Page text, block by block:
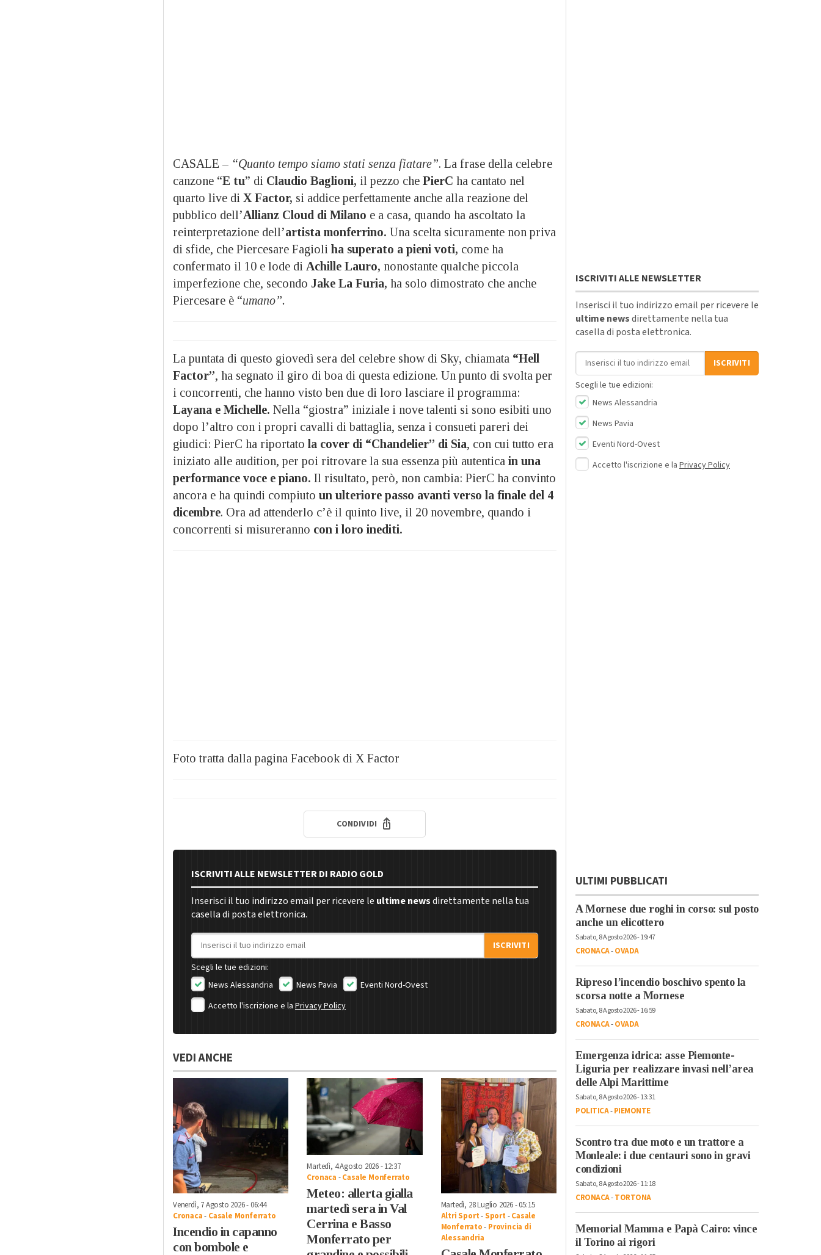
CASALE – “Quanto tempo siamo stati senza fiatare”. La frase della celebre
canzone “E tu” di Claudio Baglioni, il pezzo che PierC ha cantato nel
quarto live di X Factor, si addice perfettamente anche alla reazione del
pubblico dell’Allianz Cloud di Milano e a casa, quando ha ascoltato la
reinterpretazione dell’artista monferrino. Una scelta sicuramente non priva
di sfide, che Piercesare Fagioli ha superato a pieni voti, come ha
confermato il 10 e lode di Achille Lauro, nonostante qualche piccola
imperfezione che, secondo Jake La Furia, ha solo dimostrato che anche
Piercesare è “umano”.
La puntata di questo giovedì sera del celebre show di Sky, chiamata “Hell
Factor”, ha segnato il giro di boa di questa edizione. Un punto di svolta per
i concorrenti, che hanno visto ben due di loro lasciare il programma:
Layana e Michelle. Nella “giostra” iniziale i nove talenti si sono esibiti uno
dopo l’altro con i propri cavalli di battaglia, senza i consueti pareri dei
giudici: PierC ha riportato la cover di “Chandelier” di Sia, con cui tutto era
iniziato alle audition, per poi ritrovare la sua essenza più autentica in una
performance voce e piano. Il risultato, però, non cambia: PierC ha convinto
ancora e ha quindi compiuto un ulteriore passo avanti verso la finale del 4
dicembre. Ora ad attenderlo c’è il quinto live, il 20 novembre, quando i
concorrenti si misureranno con i loro inediti.
Foto tratta dalla pagina Facebook di X Factor
CONDIVIDI
ISCRIVITI ALLE NEWSLETTER DI RADIO GOLD
Inserisci il tuo indirizzo email per ricevere le ultime newsdirettamente nella tua
casella di posta elettronica.
Indirizzo email
ISCRIVITI
Scegli le tue edizioni:
News Alessandria
News Pavia
Eventi Nord-Ovest
Accetto l'iscrizione e la Privacy Policy
VEDI ANCHE
Venerdì, 7 Agosto 2026 - 06:44
Cronaca- Casale Monferrato
Incendio in capanno
con bombole e
Martedì, 4 Agosto 2026 - 12:37
Cronaca -Casale Monferrato
Meteo: allerta gialla
martedì sera in Val
Cerrina e Basso
Monferrato per
Martedì, 28 Luglio 2026 - 05:15
Altri Sport-Sport -Casale
Monferrato- Provincia di
Alessandria
Cronaca-Casale Monferrato-
Provincia di Alessandria
Lunedì 27 luglio
Cronaca-Casale Monferrato
A fuoco rotonda di
ISCRIVITI ALLE NEWSLETTER
Inserisci il tuo indirizzo email per ricevere le
ultime newsdirettamente nella tua
casella di posta elettronica.
Indirizzo email
ISCRIVITI
Scegli le tue edizioni:
News Alessandria
News Pavia
Eventi Nord-Ovest
Accetto l'iscrizione e la Privacy Policy
ULTIMI PUBBLICATI
A Mornese due roghi in corso: sul posto
anche un elicottero
Sabato, 8 Agosto 2026 - 19:47
CRONACA-OVADA
Ripreso l’incendio boschivo spento la
scorsa notte a Mornese
Sabato, 8 Agosto 2026 - 16:59
CRONACA-OVADA
Emergenza idrica: asse Piemonte-
Liguria per realizzare invasi nell’area
delle Alpi Marittime
Sabato, 8 Agosto 2026 - 13:31
POLITICA-PIEMONTE
Scontro tra due moto e un trattore a
Monleale: i due centauri sono in gravi
condizioni
Sabato, 8 Agosto 2026 - 11:18
CRONACA-TORTONA
Memorial Mamma e Papà Cairo: vince
il Torino ai rigori